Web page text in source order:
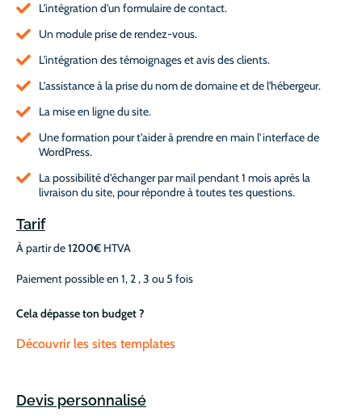
L'intégration d'un formulaire de contact.
Un module prise de rendez-vous.
L'intégration des témoignages et avis des clients.
L'assistance à la prise du nom de domaine et de l'hébergeur.
La mise en ligne du site.
Une formation pour t'aider à prendre en main l’interface de
WordPress.
La possibilité d’échanger par mail pendant 1 mois après la
livraison du site, pour répondre à toutes tes questions.
Tarif
À partir de1200€ HTVA
Paiement possible en 1, 2 , 3 ou 5 fois
Cela dépasse ton budget ?
Découvrir les sites templates
Devis personnalisé